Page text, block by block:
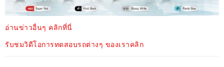
อ่านข่าวอื่นๆ คลิกที่นี่
รับชมวิดีโอการทดสอบรถต่างๆ ของเราคลิก